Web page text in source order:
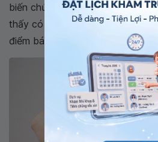
biến chứng liên quan. Ngoài ra,
thấy có thể tái tạodây chằng
điểm bám.